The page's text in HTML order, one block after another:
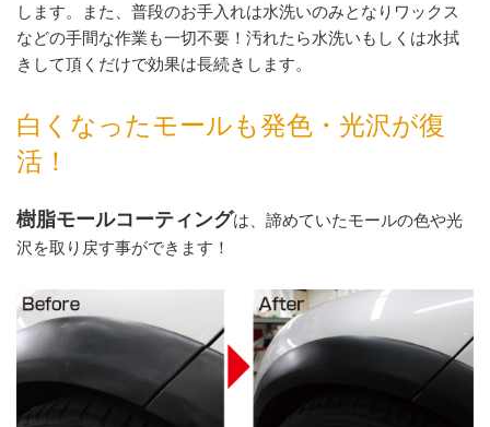
します。また、普段のお手入れは水洗いのみとなりワックス
などの手間な作業も一切不要！汚れたら水洗いもしくは水拭
きして頂くだけで効果は長続きします。
白くなったモールも発色・ 光沢が復
活！
樹脂モールコーティングは、諦めていたモールの色や光
沢を取り戻す事ができます！